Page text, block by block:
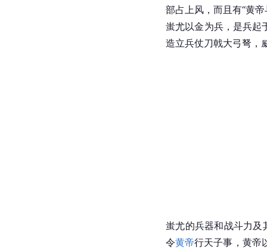
部占上风，而且有“黄
蚩尤以金为兵，是兵起
造立兵仗刀戟大弓弩，
蚩尤的兵器和战斗力及
令黄帝行天子事，黄帝